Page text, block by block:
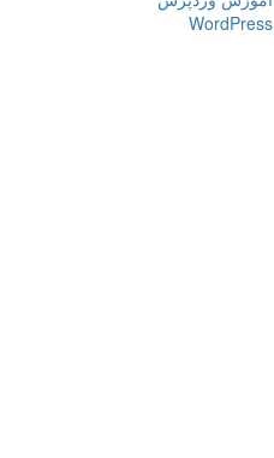
WordPress